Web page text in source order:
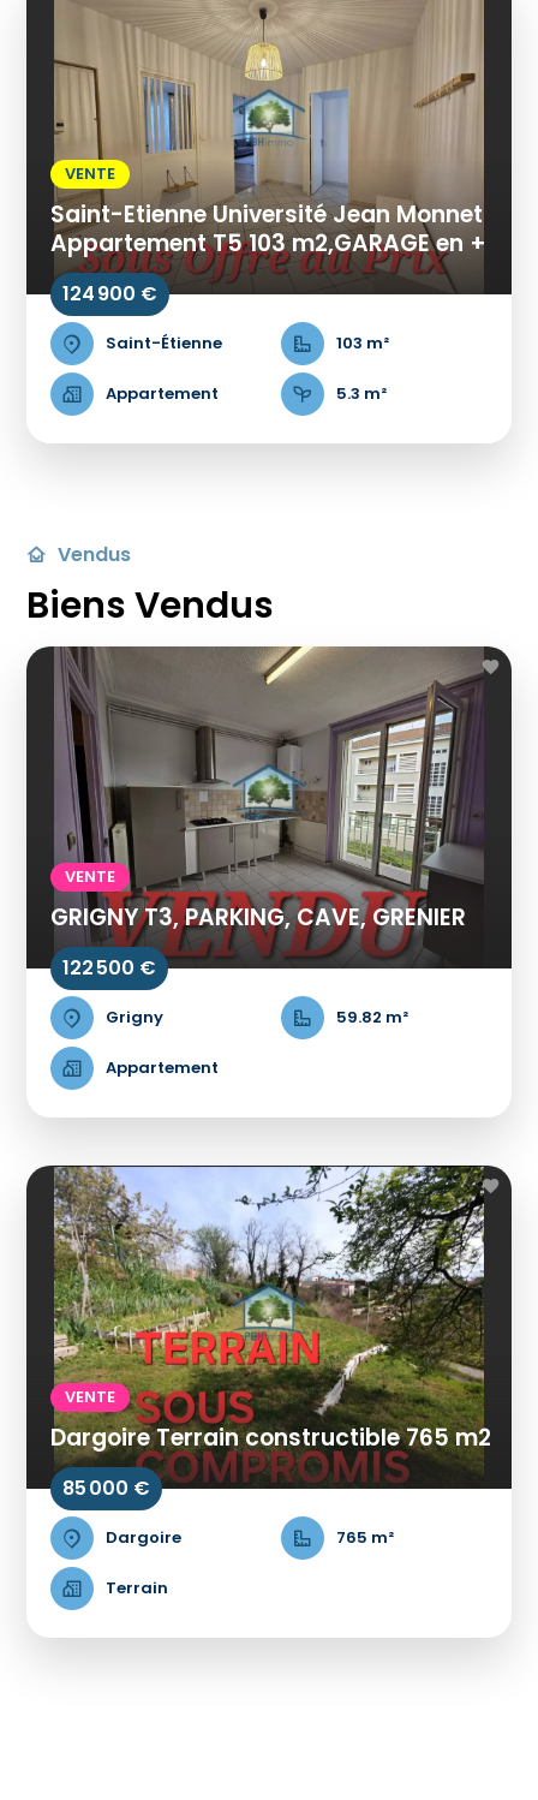
VENTE
Saint-Etienne Université Jean Monnet
Appartement T5 103 m2,GARAGE en +
124 900 €
Saint-Étienne 103 m²
Appartement 5.3 m²
Vendus
Biens Vendus
VENTE
GRIGNY T3, PARKING, CAVE, GRENIER
122 500 €
Grigny 59.82 m²
Appartement
VENTE
Dargoire Terrain constructible 765 m2
85 000 €
Dargoire 765 m²
Terrain